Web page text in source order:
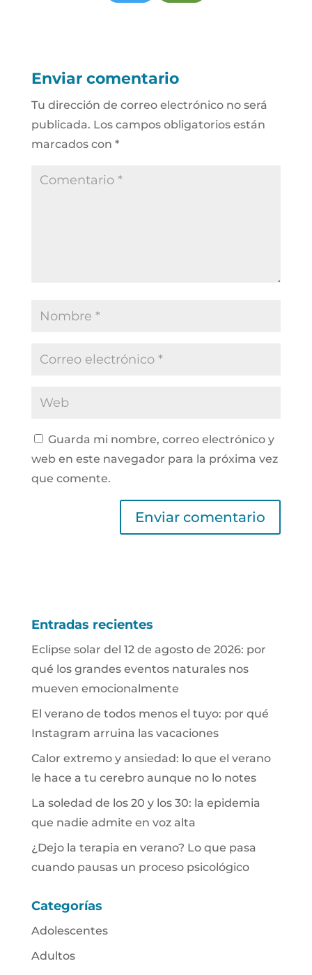
Enviar comentario
Tu dirección de correo electrónico no será
publicada. Los campos obligatorios están
marcados con *
Guarda mi nombre, correo electrónico y
web en este navegador para la próxima vez
que comente.
Entradas recientes
Eclipse solar del 12 de agosto de 2026: por
qué los grandes eventos naturales nos
mueven emocionalmente
El verano de todos menos el tuyo: por qué
Instagram arruina las vacaciones
Calor extremo y ansiedad: lo que el verano
le hace a tu cerebro aunque no lo notes
La soledad de los 20 y los 30: la epidemia
que nadie admite en voz alta
¿Dejo la terapia en verano? Lo que pasa
cuando pausas un proceso psicológico
Categorías
Adolescentes
Adultos